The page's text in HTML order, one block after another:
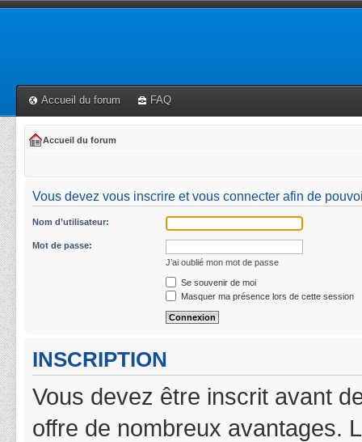
Accueil du forum FAQ
Accueil du forum
Vous devez vous inscrire et vous connecter afin de
Nom d’utilisateur:
Mot de passe:
J’ai oublié mon mot de passe
Se souvenir de moi
Masquer ma présence lors de cette session
INSCRIPTION
Vous devez être inscrit avant
offre de nombreux avantages.